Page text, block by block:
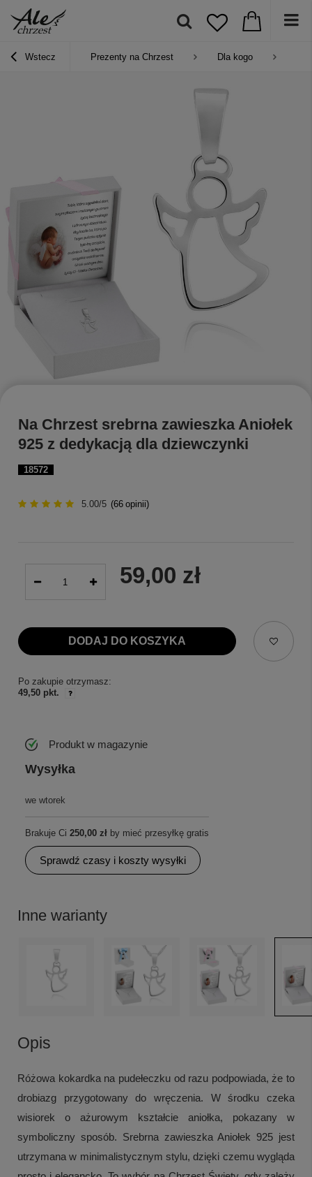
Wstecz Prezenty na Chrzest Dla kogo
18572
Na Chrzest srebrna zawieszka Aniołek
925 z dedykacją dla dziewczynki
5.00/5 (66 opinii)
59,00 zł
DODAJ DO KOSZYKA
Po zakupie otrzymasz:
49,50 pkt.
Produkt w magazynie
Wysyłka
we wtorek
Brakuje Ci 250,00 zł by mieć przesyłkę gratis
Sprawdź czasy i koszty wysyłki
Inne warianty
Opis
Różowa kokardka na pudełeczku od razu podpowiada, że to
drobiazg przygotowany do wręczenia. W środku czeka
wisiorek o ażurowym kształcie aniołka, pokazany w
symboliczny sposób. Srebrna zawieszka Aniołek 925 jest
utrzymana w minimalistycznym stylu, dzięki czemu wygląda